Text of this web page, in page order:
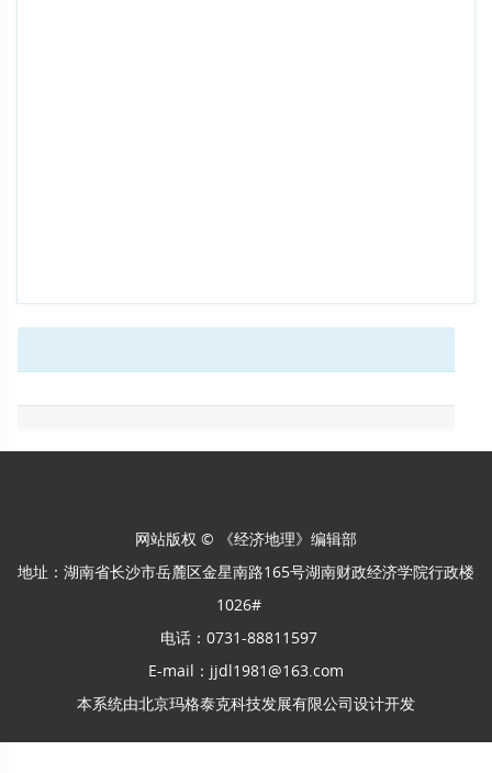
网站版权 © 《经济地理》编辑部
地址：湖南省长沙市岳麓区金星南路165号湖南财政经济学院行政楼
1026#
电话：0731-88811597
E-mail：jjdl1981@163.com
本系统由北京玛格泰克科技发展有限公司设计开发